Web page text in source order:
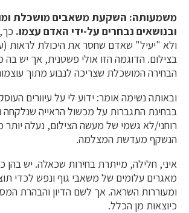
משמעותה: השקעת משאבים מושכלת
ובנושאים נבחרים על-ידי האדם עצמו.
ולא "יעיל" שאדם שחסר את היכולת לראות
בצילום. הדוגמה הזו אולי פשטנית, אך יש בה
הבחירה המושכלת שצריכה לנבוע מתוך
ובאותה נשימה אומר: ידוע לי על עיוורים
בבחינת התגברות על מכשול הראייה שנלקחה
רוחני/לא גשמי של מעשה הצילום, נעלה יותר
הנשקף מעדשת המצלמה.
איני, חלילה, מייתרת בחירות שכאלה. יש בהן
מאגרים עלומים של משאבי גוף ונפש לכדי
ומעוררות השראה. אך לשם הדיון והבהרת
כיוצאות מן הכלל.